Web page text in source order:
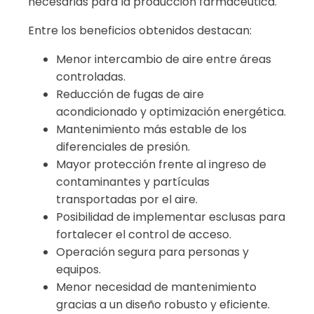
Entre los beneficios obtenidos destacan:
Menor intercambio de aire entre áreas
controladas.
Reducción de fugas de aire
acondicionado y optimización energética.
Mantenimiento más estable de los
diferenciales de presión.
Mayor protección frente al ingreso de
contaminantes y partículas
transportadas por el aire.
Posibilidad de implementar esclusas para
fortalecer el control de acceso.
Operación segura para personas y
equipos.
Menor necesidad de mantenimiento
gracias a un diseño robusto y eficiente.